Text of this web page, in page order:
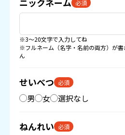
ニックネーム 必須
※3〜20文字で入力してね
※フルネーム（名字・名前の両方）が
ん
せいべつ 必須
男 女 選択なし
ねんれい 必須